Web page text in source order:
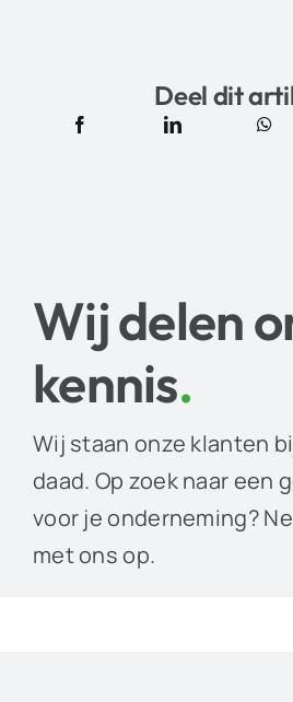
Deel dit
Wij delen
kennis.
Wij staan onze klanten
daad. Op zoek naar een
voor je onderneming?
met ons op.